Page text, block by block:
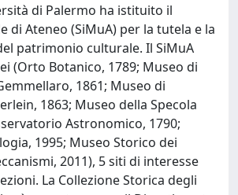
di Palermo ha istituito il
di Ateneo (SiMuA) per la tutela e la
patrimonio culturale. Il SiMuA
(Orto Botanico, 1789; Museo di
1861; Museo di
1863; Museo della Specola
Astronomico, 1790;
1995; Museo Storico dei
2011), 5 siti di interesse
La Collezione Storica degli